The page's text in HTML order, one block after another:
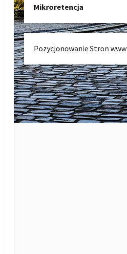
Mikroretencja
Pozycjonowanie Stron www